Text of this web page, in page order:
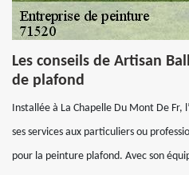
Les conseils de Artisan
de plafond
Installée à La Chapelle Du Mont De Fr,
ses services aux particuliers ou
pour la peinture plafond. Avec son